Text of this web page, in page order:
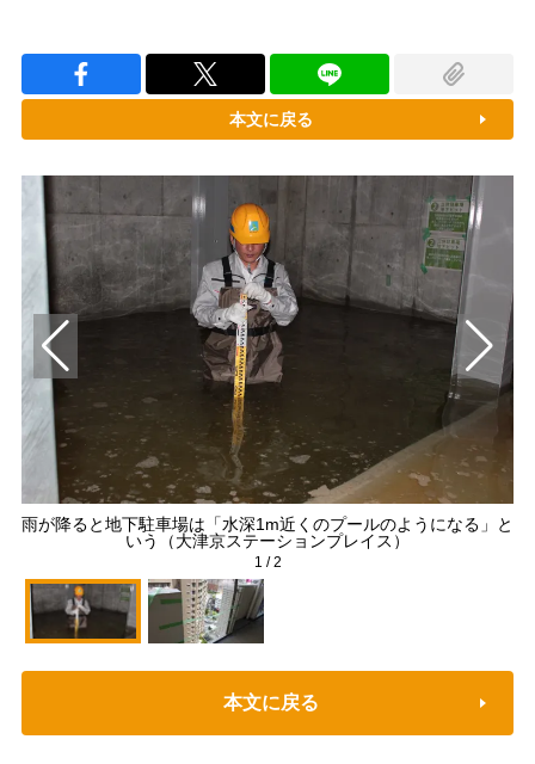
本文に戻る
雨が降ると地下駐車場は「水深1m近くのプールのようになる」と
いう（大津京ステーションプレイス）
1 /2
本文に戻る